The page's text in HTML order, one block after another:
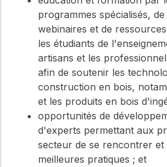
programmes spécialisés,
webinaires et de
les étudiants de
artisans et les
afin de soutenir les
construction en bois,
et les produits en bois
opportunités de
d'experts permettant aux
secteur de se rencontrer et
meilleures pratiques ; et